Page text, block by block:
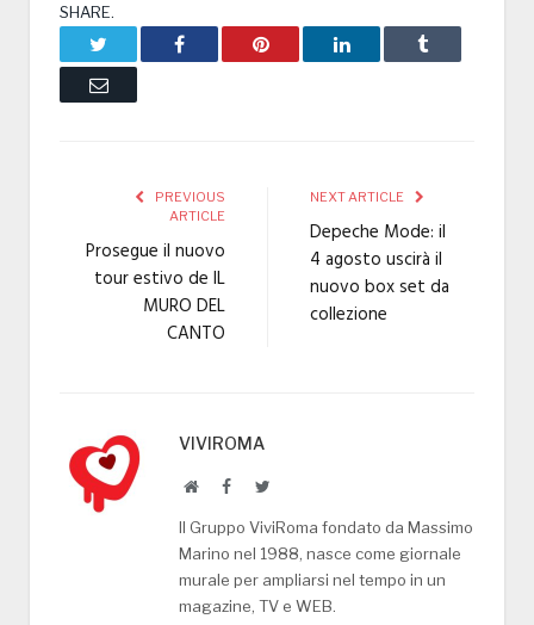
SHARE.
Facebook Pinterest LinkedIn Tumblr
Email
PREVIOUS
ARTICLE
Prosegue il nuovo
tour estivo de IL
MURO DEL
CANTO
NEXT ARTICLE
Depeche Mode: il
4 agosto uscirà il
nuovo box set da
collezione
VIVIROMA
WebsiteFacebookTwitter
Il Gruppo ViviRoma fondato da Massimo
Marino nel 1988, nasce come giornale
murale per ampliarsi nel tempo in un
magazine, TV e WEB.